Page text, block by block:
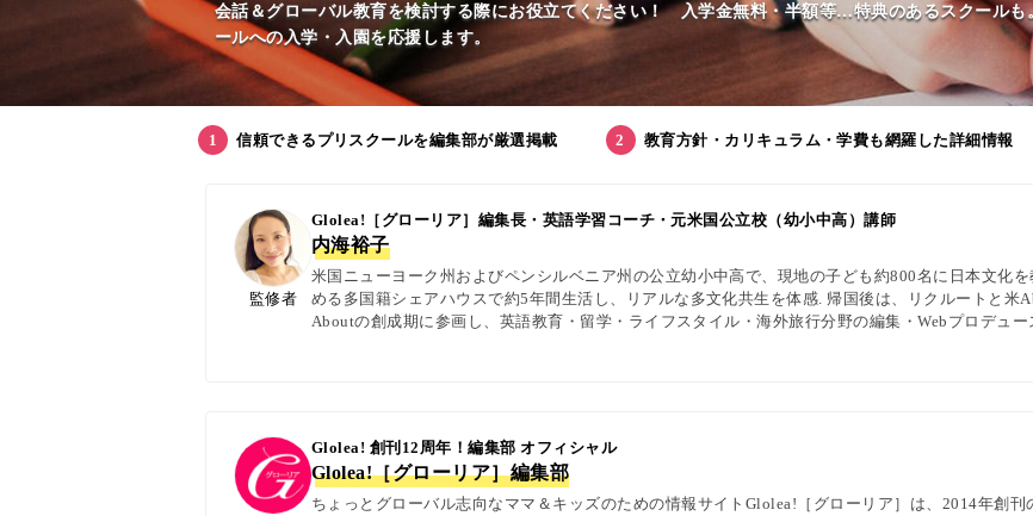
会話＆グローバル教育を検討する際にお役立てください！ 入学金無料・半額等…特典のあるスクールも
ールへの入学・入園を応援します。
信頼できるプリスクールを編集部が厳選掲載 教育方針・カリキュラム・学費も網羅した詳細情報
監修者
Glolea!［グローリア］編集長・英語学習コーチ・元米国公立校（幼小中高）講師
内海裕子
米国ニューヨーク州およびペンシルベニア州の公立幼小中高で、現地の子ども約800名に日本文化
める多国籍シェアハウスで約5年間生活し、リアルな多文化共生を体感. 帰国後は、リクルートと米
Aboutの創成期に参画し、英語教育・留学・ライフスタイル・海外旅行分野の編集・Webプロデュ
日本語の4言語を駆使し、世界中の女性や母親と対話・取材を継続. 親子留学、バイリンガル育児
Glolea! 創刊12周年！編集部 オフィシャル
Glolea!［グローリア］編集部
ちょっとグローバル志向なママ＆キッズのための情報サイトGlolea!［グローリア］は、2014年創